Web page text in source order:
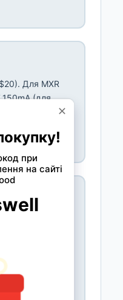
Для MXR
(для
versatile.
/ інші
Thomann: